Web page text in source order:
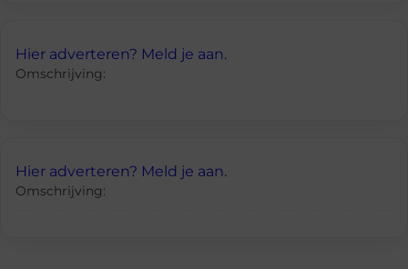
Hier adverteren? Meld je aan.
Omschrijving:
Hier adverteren? Meld je aan.
Omschrijving: